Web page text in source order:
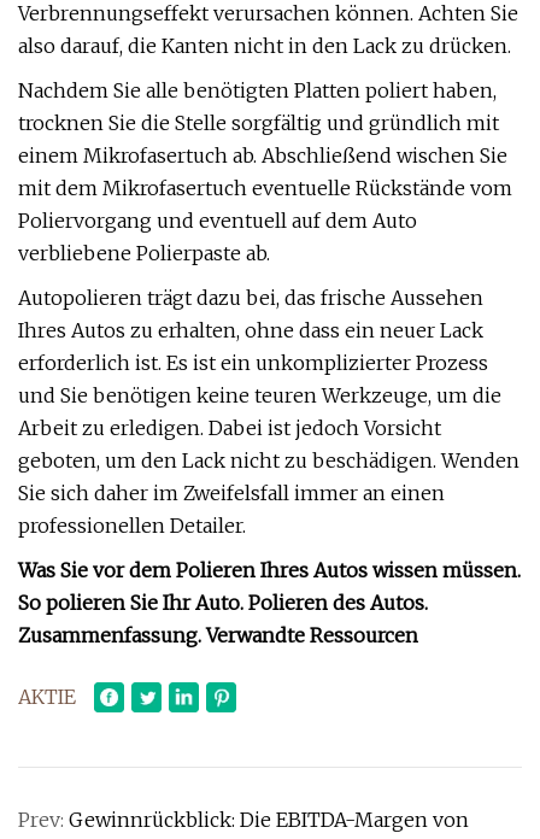
Verbrennungseffekt verursachen können. Achten Sie
also darauf, die Kanten nicht in den Lack zu drücken.
Nachdem Sie alle benötigten Platten poliert haben,
trocknen Sie die Stelle sorgfältig und gründlich mit
einem Mikrofasertuch ab. Abschließend wischen Sie
mit dem Mikrofasertuch eventuelle Rückstände vom
Poliervorgang und eventuell auf dem Auto
verbliebene Polierpaste ab.
Autopolieren trägt dazu bei, das frische Aussehen
Ihres Autos zu erhalten, ohne dass ein neuer Lack
erforderlich ist. Es ist ein unkomplizierter Prozess
und Sie benötigen keine teuren Werkzeuge, um die
Arbeit zu erledigen. Dabei ist jedoch Vorsicht
geboten, um den Lack nicht zu beschädigen. Wenden
Sie sich daher im Zweifelsfall immer an einen
professionellen Detailer.
Was Sie vor dem Polieren Ihres Autos wissen müssen.
So polieren Sie Ihr Auto. Polieren des Autos.
Zusammenfassung. Verwandte Ressourcen
AKTIE
Prev: Gewinnrückblick: Die EBITDA-Margen von